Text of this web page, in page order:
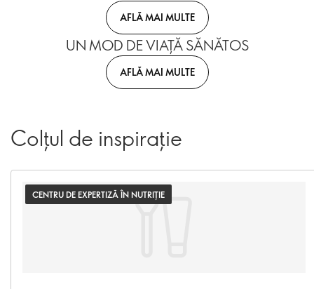
AFLĂ MAI MULTE
UN MOD DE VIAȚĂ SĂNĂTOS
AFLĂ MAI MULTE
Colțul de inspirație
CENTRU DE EXPERTIZĂ ÎN NUTRIȚIE